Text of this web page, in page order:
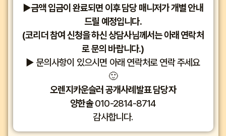
▶금액 입금이 완료되면 이후 담당 매니저가 개별 안내
드릴 예정입니다.
(코리더 참여 신청을 하신 상담사님께서는 아래 연락처
로 문의 바랍니다.)
▶ 문의사항이 있으시면 아래 연락처로 연락 주세요
🙂
오렌지카운슬러 공개사례발표 담당자
양한솔010-2814-8714
감사합니다.